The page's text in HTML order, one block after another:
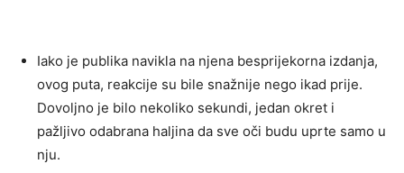
Iako je publika navikla na njena besprijekorna izdanja,
ovog puta, reakcije su bile snažnije nego ikad prije.
Dovoljno je bilo nekoliko sekundi, jedan okret i
pažljivo odabrana haljina da sve oči budu uprte samo u
nju.